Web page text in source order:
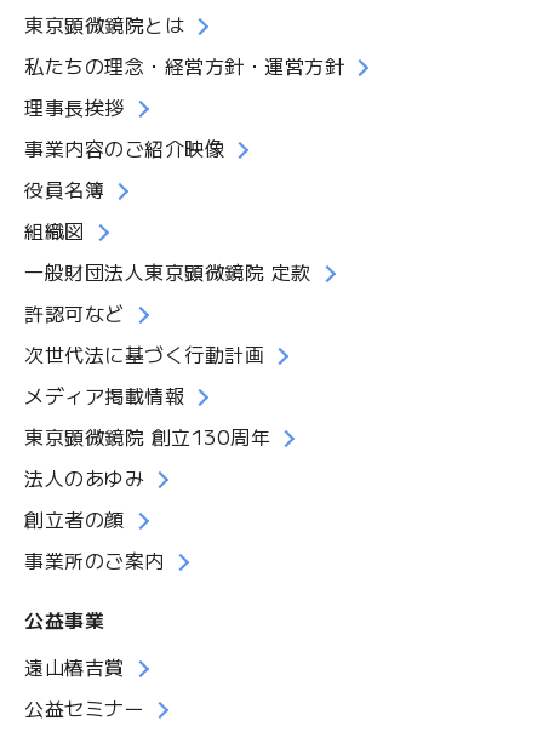
東京顕微鏡院とは
私たちの理念・経営方針・運営方針
理事長挨拶
事業内容のご紹介映像
役員名簿
組織図
一般財団法人東京顕微鏡院 定款
許認可など
次世代法に基づく行動計画
メディア掲載情報
東京顕微鏡院 創立130周年
法人のあゆみ
創立者の顔
事業所のご案内
公益事業
遠山椿吉賞
公益セミナー